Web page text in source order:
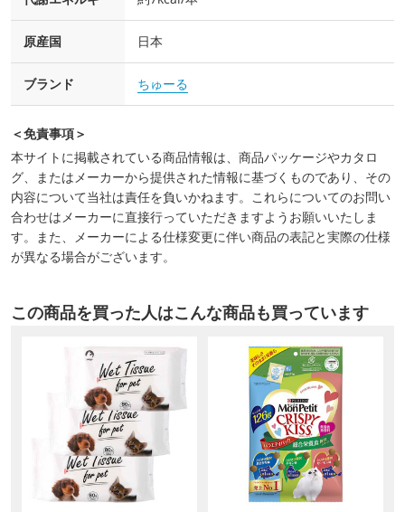
原産国 日本
ブランド ちゅーる
＜免責事項＞
本サイトに掲載されている商品情報は、商品パッケージやカタロ
グ、またはメーカーから提供された情報に基づくものであり、その
内容について当社は責任を負いかねます。これらについてのお問い
合わせはメーカーに直接行っていただきますようお願いいたしま
す。また、メーカーによる仕様変更に伴い商品の表記と実際の仕様
が異なる場合がございます。
この商品を買った人はこんな商品も買っています